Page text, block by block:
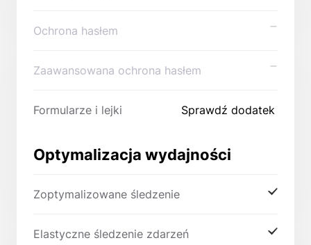
Ochrona hasłem
Zaawansowana ochrona hasłem
Formularze i lejki Sprawdź dodatek
Optymalizacja wydajności
Zoptymalizowane śledzenie
Elastyczne śledzenie zdarzeń